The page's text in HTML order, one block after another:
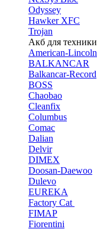
Odyssey
Hawker XFC
Trojan
Акб для техники
American-Lincoln
BALKANCAR
Balkancar-Record
BOSS
Chaobao
Cleanfix
Columbus
Comac
Dalian
Delvir
DIMEX
Doosan-Daewoo
Dulevo
EUREKA
Factory Cat
FIMAP
Fiorentini